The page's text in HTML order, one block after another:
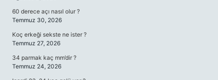
60 derece açı nasıl olur ?
Temmuz 30, 2026
Koç erkeği sekste ne ister ?
Temmuz 27, 2026
34 parmak kaç mm’dir ?
Temmuz 24, 2026